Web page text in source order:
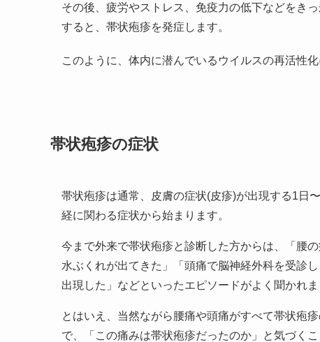
その後、疲労やストレス、免疫力の低下などをき
すると、帯状疱疹を発症します。
このように、体内に潜んでいるウイルスの再活性
帯状疱疹の症状
帯状疱疹は通常、皮膚の症状(皮疹)が出現する1日
経に関わる症状から始まります。
今まで外来で帯状疱疹と診断した方からは、「腰
水ぶくれが出てきた」「頭痛で脳神経外科を受診
出現した」などといったエピソードがよく聞かれま
とはいえ、当然ながら腰痛や頭痛がすべて帯状疱
で、「この痛みは帯状疱疹だったのか」と気づくこ